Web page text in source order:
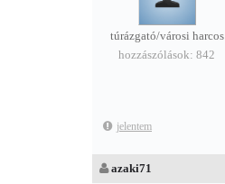
túrázgató/városi harcos
hozzászólások: 842
jelentem
azaki71